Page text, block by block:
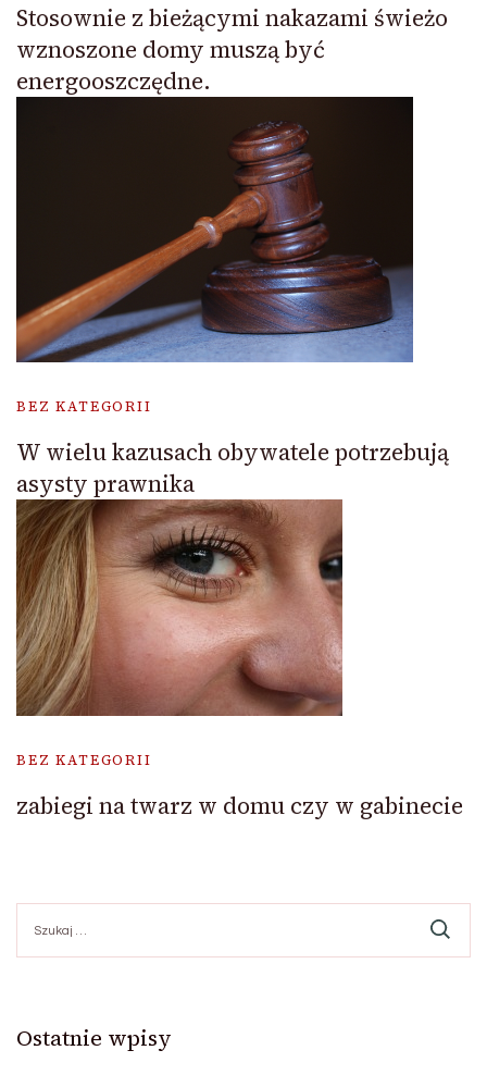
Stosownie z bieżącymi nakazami świeżo
wznoszone domy muszą być
energooszczędne.
BEZ KATEGORII
W wielu kazusach obywatele potrzebują
asysty prawnika
BEZ KATEGORII
zabiegi na twarz w domu czy w gabinecie
Ostatnie wpisy